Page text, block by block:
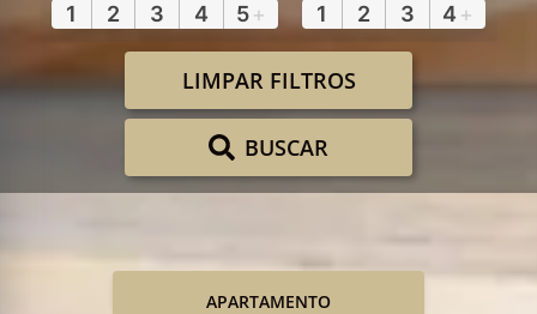
1 2 3 4 5+ 1 2 3 4 +
LIMPAR FILTROS
BUSCAR
APARTAMENTO